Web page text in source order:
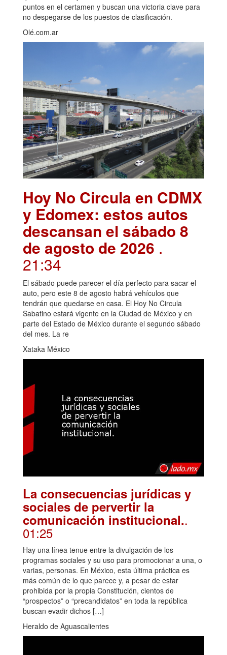
puntos en el certamen y buscan una victoria clave para
no despegarse de los puestos de clasificación.
Olé.com.ar
Hoy No Circula en CDMX
y Edomex: estos autos
descansan el sábado 8
de agosto de 2026 .
21:34
El sábado puede parecer el día perfecto para sacar el
auto, pero este 8 de agosto habrá vehículos que
tendrán que quedarse en casa. El Hoy No Circula
Sabatino estará vigente en la Ciudad de México y en
parte del Estado de México durante el segundo sábado
del mes. La re
Xataka México
La consecuencias jurídicas y
sociales de pervertir la
comunicación institucional..
01:25
Hay una línea tenue entre la divulgación de los
programas sociales y su uso para promocionar a una, o
varias, personas. En México, esta última práctica es
más común de lo que parece y, a pesar de estar
prohibida por la propia Constitución, cientos de
“prospectos” o “precandidatos” en toda la república
buscan evadir dichos […]
Heraldo de Aguascalientes